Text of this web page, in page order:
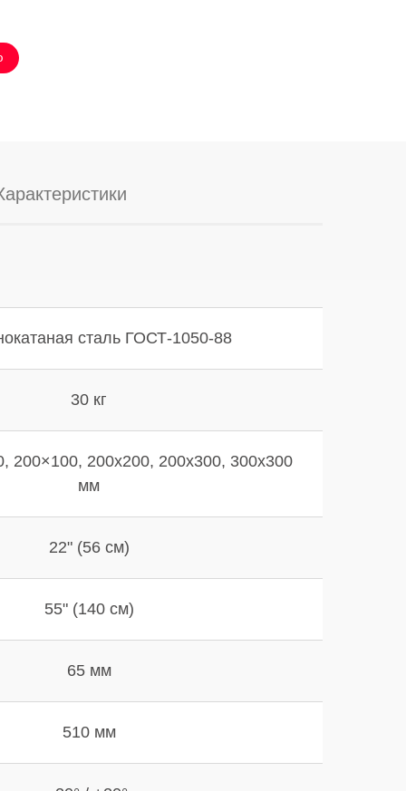
сталь ГОСТ-1050-88
30 кг
200×100, 200х200, 200х300, 300х300
мм
22" (56 см)
55" (140 см)
65 мм
510 мм